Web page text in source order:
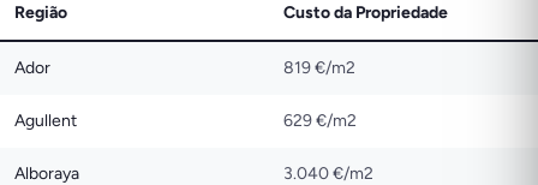
Região Custo da Propriedade
Ador 819 €/m2
Agullent 629 €/m2
Alboraya 3.040 €/m2